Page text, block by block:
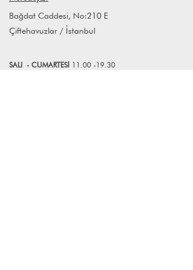
Farklı adetlerdeki siparişleriniz için
Bağdat Caddesi, No:210 E
Çiftehavuzlar / İstanbul
SALI - CUMARTESİ 11.00 -19.30